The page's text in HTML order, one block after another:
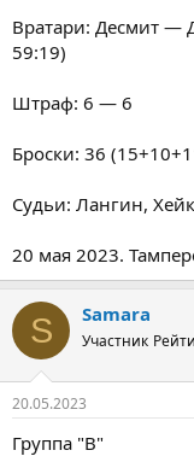
Вратари: Десмит —
59:19)
Штраф: 6 — 6
Броски: 36
Судьи: Лангин,
20 мая 2023.
S Samara
Участник
20.05.2023
Группа "B"